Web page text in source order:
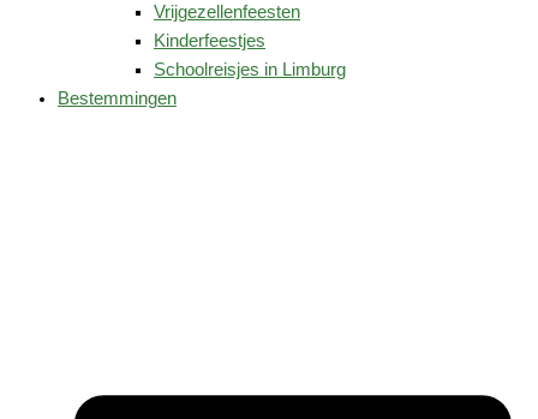
Vrijgezellenfeesten
Kinderfeestjes
Schoolreisjes in Limburg
Bestemmingen